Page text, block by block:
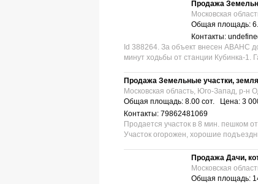
Продажа
Московская
Общая площадь:
Контакты:
Id 388264. За объект внесен АВАНС
минут ходьбы от станции Кубинка-1.
Продажа Земельные участки, земля
Московская область, Юго-Запад, р-н
Общая площадь: 8.00 сот. Цена: 3
Контакты: 79862481069
Продается участок в 8 мин. пешком
Участок огорожен, хорошие
Продажа Дачи,
Московская
Общая площадь: